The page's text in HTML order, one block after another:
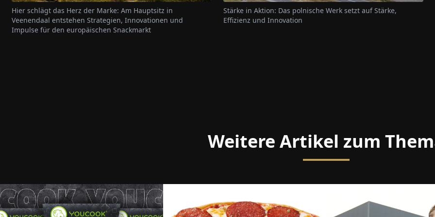
Hier schlägt das Herz der Marke: Am Hauptsitz in
Veenendaal entstehen Strategien, Innovationen und
Impulse für den europäischen Snackmarkt
Stärke in Aktion: Das polnische Werk setzt auf Stärke,
Effizienz und Innovation
Weitere Artikel zum